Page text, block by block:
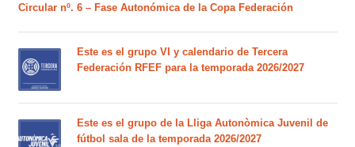
Circular nº. 6 – Fase Autonómica de la Copa Federación
Este es el grupo VI y calendario de Tercera
Federación RFEF para la temporada 2026/2027
Este es el grupo de la Lliga Autonòmica Juvenil de
fútbol sala de la temporada 2026/2027